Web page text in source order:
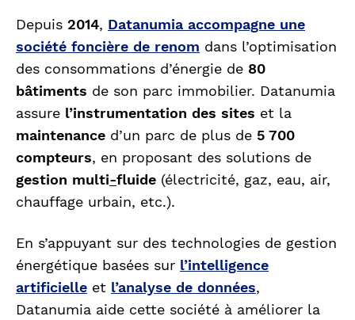
Depuis 2014, Datanumia accompagne une
société foncière de renom dans l’optimisation
des consommations d’énergie de 80
bâtiments de son parc immobilier. Datanumia
assure l’instrumentation des sites et la
maintenance d’un parc de plus de 5 700
compteurs, en proposant des solutions de
gestion multi-fluide (électricité, gaz, eau, air,
chauffage urbain, etc.).
En s’appuyant sur des technologies de gestion
énergétique basées sur l’intelligence
artificielle et l’analyse de données,
Datanumia aide cette société à améliorer la